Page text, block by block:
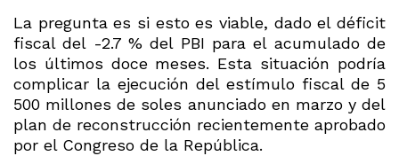
La pregunta es si esto es viable, dado el déficit
fiscal del -2.7 % del PBI para el acumulado de
los últimos doce meses. Esta situación podría
complicar la ejecución del estímulo fiscal de 5
500 millones de soles anunciado en marzo y del
plan de reconstrucción recientemente aprobado
por el Congreso de la República.